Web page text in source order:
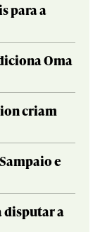
para a
Oma
criam
e
disputar a